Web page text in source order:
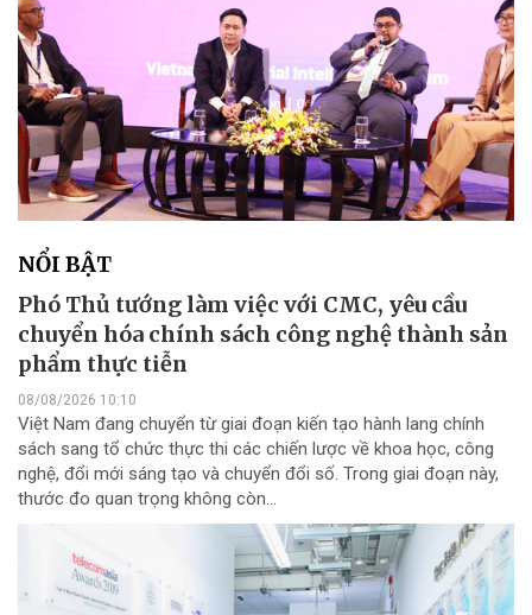
NỔI BẬT
Phó Thủ tướng làm việc với CMC, yêu cầu
chuyển hóa chính sách công nghệ thành sản
phẩm thực tiễn
08/08/2026 10:10
Việt Nam đang chuyển từ giai đoạn kiến tạo hành lang chính
sách sang tổ chức thực thi các chiến lược về khoa học, công
nghệ, đổi mới sáng tạo và chuyển đổi số. Trong giai đoạn này,
thước đo quan trọng không còn...